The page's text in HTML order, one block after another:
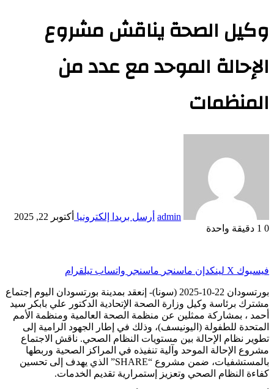
وكيل الصحة يناقش مشروع
الإحالة الموحد مع عدد من
المنظمات
admin أرسل بريدا إلكترونيا أكتوبر 22, 2025
0
دقيقة واحدة
فيسبوك ‫X لينكدإن ماسنجر ماسنجر واتساب تيلقرام
بورتسودان 22-10-2025 (سونا)- إنعقد بمدينة بورتسودان اليوم إجتماع
مشترك برئاسة وكيل وزارة الصحة الإتحادية الدكتور علي بابكر سيد
أحمد ، بمشاركة ممثلين عن منظمة الصحة العالمية ومنظمة الأمم
المتحدة للطفولة (اليونيسف)، وذلك في إطار الجهود الرامية إلى
تطوير نظام الإحالة بين مستويات النظام الصحي. ناقش الاجتماع
مشروع الإحالة الموحد وآلية تنفيذه في المراكز الصحية وربطها
بالمستشفيات، ضمن مشروع “SHARE” الذي يهدف إلى تحسين
كفاءة النظام الصحي وتعزيز إستمرارية تقديم الخدمات.